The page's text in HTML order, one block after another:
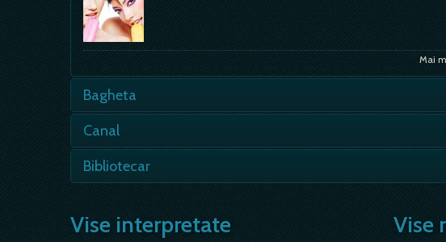
Mai
Bagheta
autoritatea, prestigiul, puterea fortelor misterioase,
Canal
considera ca apa simbolizeaza energia vitala, iar
Bibliotecar
Vise interpretate Vise